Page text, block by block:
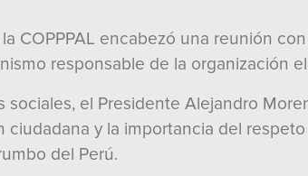
COPPPAL encabezó una reunión
responsable de la organización
el Presidente Alejandro
y la importancia del
del Perú.